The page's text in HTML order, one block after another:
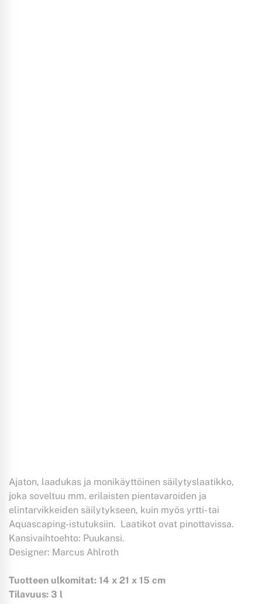
Ajaton, laadukas ja monikäyttöinen säilytyslaatikko,
joka soveltuu mm. erilaisten pientavaroiden ja
elintarvikkeiden säilytykseen, kuin myös yrtti- tai
Aquascaping-istutuksiin. Laatikot ovat pinottavissa.
Kansivaihtoehto: Puukansi.
Designer: Marcus Ahlroth
Tuotteen ulkomitat: 14 x 21 x 15 cm
Tilavuus: 3 l